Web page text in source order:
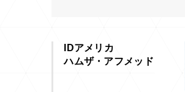
IDアメリカ
ハムザ・アフメッド